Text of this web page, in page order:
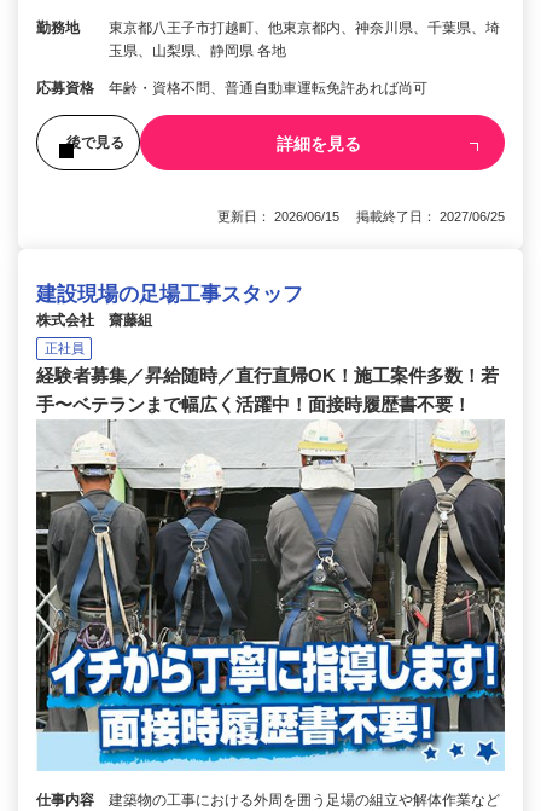
勤務地
東京都八王子市打越町、他東京都内、神奈川県、千葉県、埼
玉県、山梨県、静岡県 各地
応募資格 年齢・資格不問、普通自動車運転免許あれば尚可
後で見る 詳細を見る
更新日： 2026/06/15 掲載終了日： 2027/06/25
建設現場の足場工事スタッフ
株式会社 齋藤組
正社員
経験者募集／昇給随時／直行直帰OK！施工案件多数！若
手〜ベテランまで幅広く活躍中！面接時履歴書不要！
仕事内容
建築物の工事における外周を囲う足場の組立や解体作業など